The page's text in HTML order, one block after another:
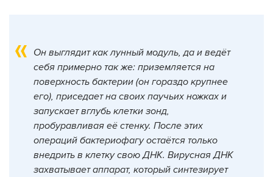
Он выглядит как лунный модуль, да и ведёт
себя примерно так же: приземляется на
поверхность бактерии (он гораздо крупнее
его), приседает на своих паучьих ножках и
запускает вглубь клетки зонд,
пробуравливая её стенку. После этих
операций бактериофагу остаётся только
внедрить в клетку свою ДНК. Вирусная ДНК
захватывает аппарат, который синтезирует